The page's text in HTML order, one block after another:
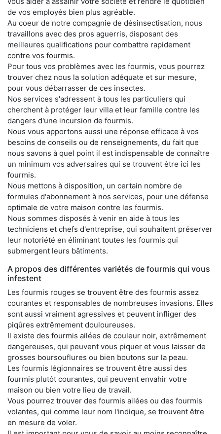
de vos employés bien plus agréable.
Au coeur de notre compagnie de désinsectisation, nous
travaillons avec des pros aguerris, disposant des
meilleures qualifications pour combattre rapidement
contre vos fourmis.
Pour tous vos problèmes avec les fourmis, vous pourrez
trouver chez nous la solution adéquate et sur mesure,
pour vous débarrasser de ces insectes.
Nos services s'adressent à tous les particuliers qui
cherchent à protéger leur villa et leur famille contre les
dangers d'une incursion de fourmis.
Nous vous apportons aussi une réponse efficace à vos
besoins de conseils ou de renseignements, du fait que
nous savons à quel point il est indispensable de connaître
un minimum vos adversaires qui se trouvent être ici les
fourmis.
Nous mettons à disposition, un certain nombre de
formules d'abonnement à nos services, pour une défense
optimale de votre maison contre les fourmis.
Nous sommes disposés à venir en aide à tous les
techniciens et chefs d'entreprise, qui souhaitent préserver
leur notoriété en éliminant toutes les fourmis qui
submergent leurs bâtiments.
A propos des différentes variétés de fourmis qui vous
infestent
Les fourmis rouges se trouvent être des fourmis assez
courantes et responsables de nombreuses invasions. Elles
sont aussi vraiment agressives et peuvent infliger des
piqûres extrêmement douloureuses.
Il existe des fourmis ailées de couleur noir, extrêmement
dangereuses, qui peuvent vous piquer et vous laisser de
grosses boursouflures ou bien boutons sur la peau.
Les fourmis légionnaires se trouvent être aussi des
fourmis plutôt courantes, qui peuvent envahir votre
maison ou bien votre lieu de travail.
Vous pourrez trouver des fourmis ailées ou des fourmis
volantes, qui comme leur nom l'indique, se trouvent être
en mesure de voler.